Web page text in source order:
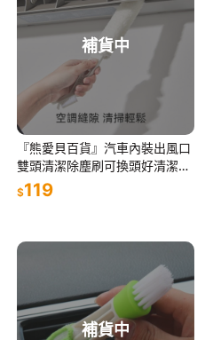
補貨中
『熊愛貝百貨』汽車內裝出風口
雙頭清潔除塵刷可換頭好清潔鏡
面刷冷氣空調隙縫刷
$119
補貨中